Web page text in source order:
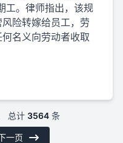
工。律师指出，该规
险转嫁给员工，劳
名义向劳动者收取
总计 3564 条
一页